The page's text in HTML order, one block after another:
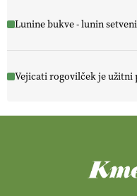
Lunine bukve - lunin
Vejicati rogovilček je užitni